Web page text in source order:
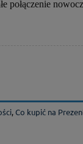
połączenie
,Co kupić na